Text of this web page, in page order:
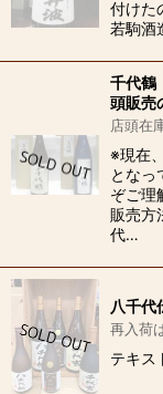
付けた
若駒酒
千代鶴
頭販売
店頭在
※現在
となっ
ぞご理
販売方
代…
八千
再入荷
テキス